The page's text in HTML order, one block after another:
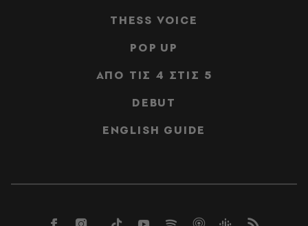
THESS VOICE
POP UP
ΑΠΟ ΤΙΣ 4 ΣΤΙΣ 5
DEBUT
ENGLISH GUIDE